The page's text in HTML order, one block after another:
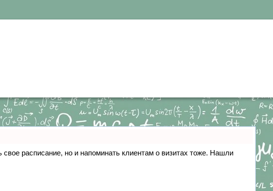
расписание, но и напоминать клиентам о визитах тоже. Нашли